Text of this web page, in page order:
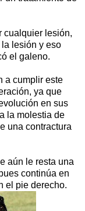
cualquier lesión,
lesión y eso
el galeno.
a cumplir este
ya que
en sus
la molestia de
una contractura
aún le resta una
continúa en
el pie derecho.